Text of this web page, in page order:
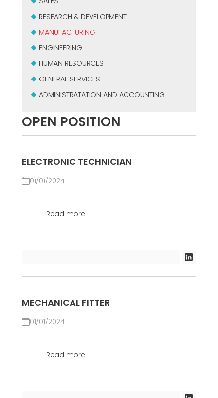
EFFECTIVE COMMUNICATION
RESEARCH & DEVELOPMENT
MANUFACTURING
ENGINEERING
HUMAN RESOURCES
GENERAL SERVICES
ADMINISTRATATION AND ACCOUNTING
OPEN POSITION
ELECTRONIC TECHNICIAN
01/01/2024
Read more
MECHANICAL FITTER
01/01/2024
Read more